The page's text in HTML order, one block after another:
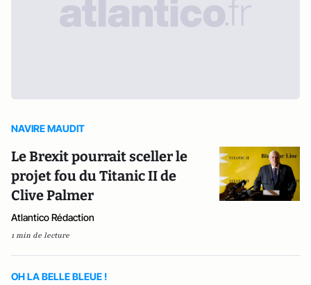
NAVIRE MAUDIT
Le Brexit pourrait sceller le
projet fou du Titanic II de
Clive Palmer
Atlantico Rédaction
1 min de lecture
OH LA BELLE BLEUE !